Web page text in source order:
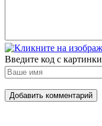
Введите код с
Добавить комментарий